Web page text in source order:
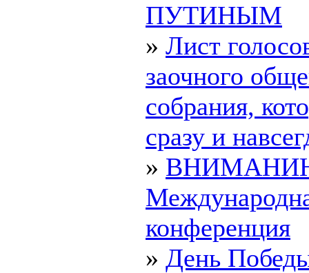
ПУТИНЫМ
» Лист
заочного
собрания,
сразу и
»
конференция
» День